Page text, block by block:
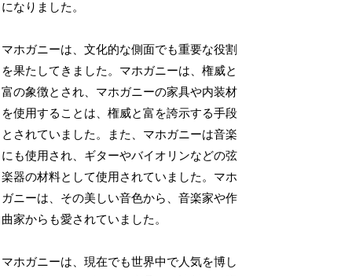
になりました。
マホガニーは、文化的な側面でも重要な役割
を果たしてきました。マホガニーは、権威と
富の象徴とされ、マホガニーの家具や内装材
を使用することは、権威と富を誇示する手段
とされていました。また、マホガニーは音楽
にも使用され、ギターやバイオリンなどの弦
楽器の材料として使用されていました。マホ
ガニーは、その美しい音色から、音楽家や作
曲家からも愛されていました。
マホガニーは、現在でも世界中で人気を博し